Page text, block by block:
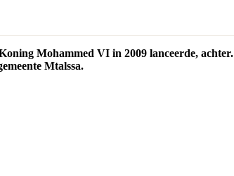
Mohammed VI in 2009 lanceerde,
Mtalssa.